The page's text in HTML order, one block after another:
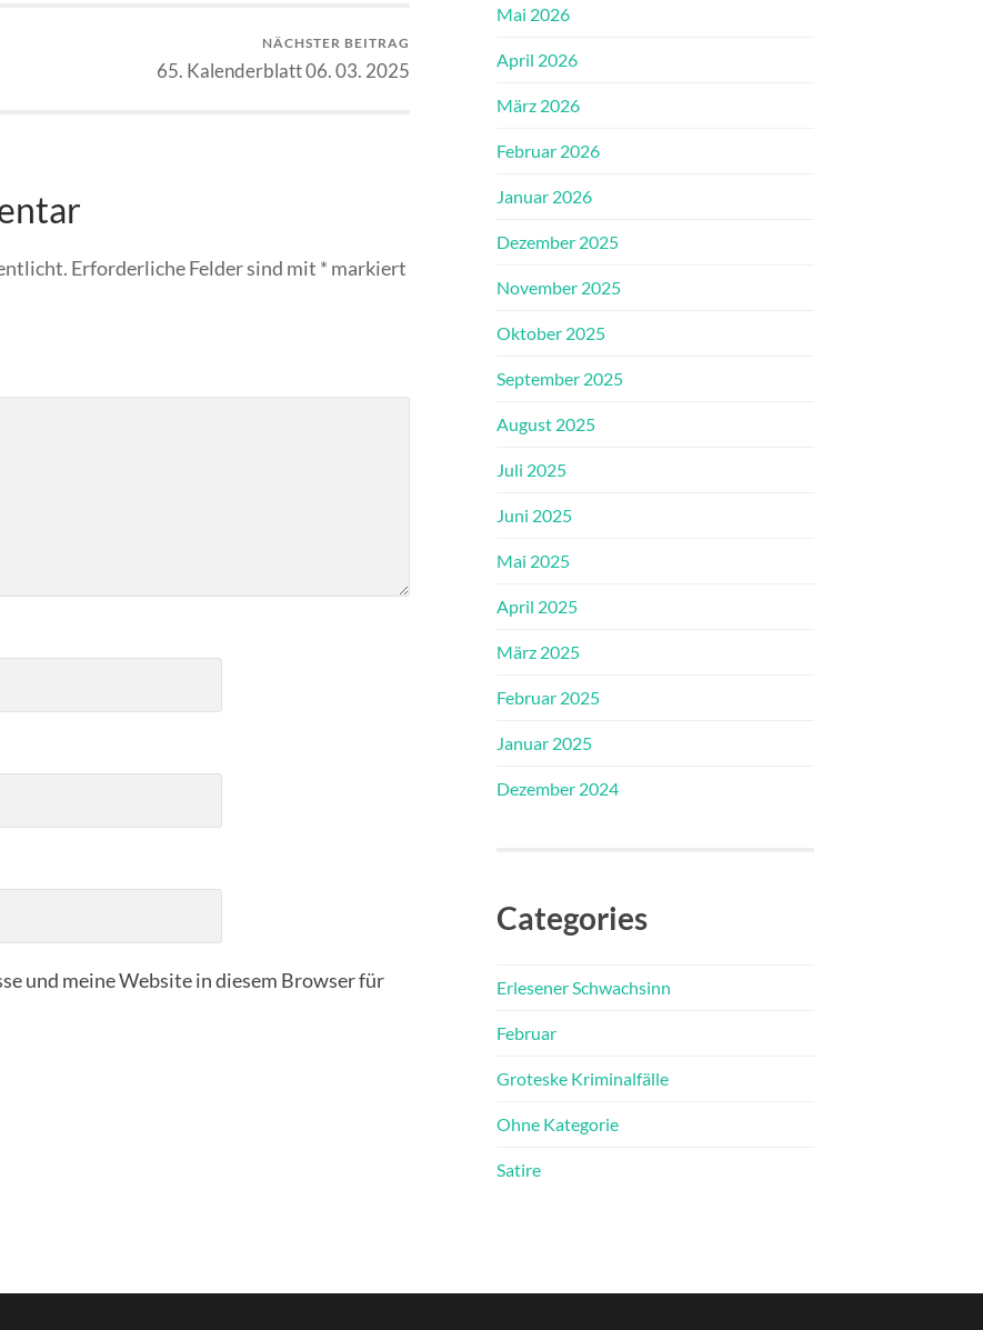
NÄCHSTER BEITRAG
65. Kalenderblatt 06. 03. 2025
Erforderliche Felder sind mit * markiert
und meine Website in diesem Browser für
Mai 2026
April 2026
März 2026
Februar 2026
Januar 2026
Dezember 2025
November 2025
Oktober 2025
September 2025
August 2025
Juli 2025
Juni 2025
Mai 2025
April 2025
März 2025
Februar 2025
Januar 2025
Dezember 2024
Categories
Erlesener Schwachsinn
Februar
Groteske Kriminalfälle
Ohne Kategorie
Satire